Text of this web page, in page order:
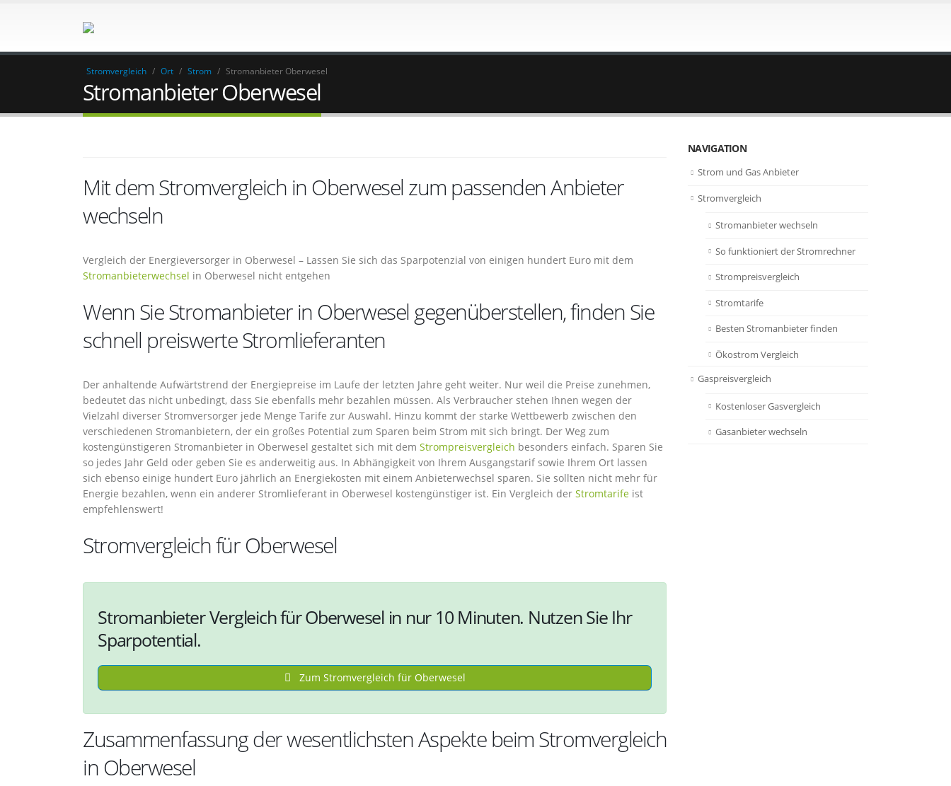
Stromvergleich / Ort / Strom / Stromanbieter Oberwesel
Stromanbieter Oberwesel
Mit dem Stromvergleich in Oberwesel zum passenden Anbieter
wechseln
Vergleich der Energieversorger in Oberwesel – Lassen Sie sich das Sparpotenzial von einigen hundert Euro mit dem
Stromanbieterwechsel in Oberwesel nicht entgehen
Wenn Sie Stromanbieter in Oberwesel gegenüberstellen, finden Sie
schnell preiswerte Stromlieferanten
Der anhaltende Aufwärtstrend der Energiepreise im Laufe der letzten Jahre geht weiter. Nur weil die Preise zunehmen,
bedeutet das nicht unbedingt, dass Sie ebenfalls mehr bezahlen müssen. Als Verbraucher stehen Ihnen wegen der
Vielzahl diverser Stromversorger jede Menge Tarife zur Auswahl. Hinzu kommt der starke Wettbewerb zwischen den
verschiedenen Stromanbietern, der ein großes Potential zum Sparen beim Strom mit sich bringt. Der Weg zum
kostengünstigeren Stromanbieter in Oberwesel gestaltet sich mit dem Strompreisvergleich besonders einfach. Sparen Sie
so jedes Jahr Geld oder geben Sie es anderweitig aus. In Abhängigkeit von Ihrem Ausgangstarif sowie Ihrem Ort lassen
sich ebenso einige hundert Euro jährlich an Energiekosten mit einem Anbieterwechsel sparen. Sie sollten nicht mehr für
Energie bezahlen, wenn ein anderer Stromlieferant in Oberwesel kostengünstiger ist. Ein Vergleich der Stromtarife ist
empfehlenswert!
Stromvergleich für Oberwesel
Stromanbieter Vergleich für Oberwesel in nur 10 Minuten. Nutzen Sie Ihr
Sparpotential.
Zum Stromvergleich für Oberwesel
Zusammenfassung der wesentlichsten Aspekte beim Stromvergleich
in Oberwesel
NAVIGATION
Strom und Gas Anbieter
Stromvergleich
Stromanbieter wechseln
So funktioniert der Stromrechner
Strompreisvergleich
Stromtarife
Besten Stromanbieter finden
Ökostrom Vergleich
Gaspreisvergleich
Kostenloser Gasvergleich
Gasanbieter wechseln